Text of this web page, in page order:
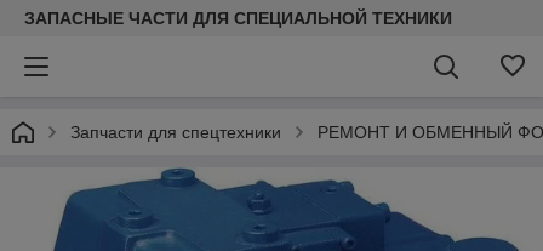
ЗАПАСНЫЕ ЧАСТИ ДЛЯ СПЕЦИАЛЬНОЙ ТЕХНИКИ
Запчасти для спецтехники РЕМОНТ И ОБМЕННЫЙ